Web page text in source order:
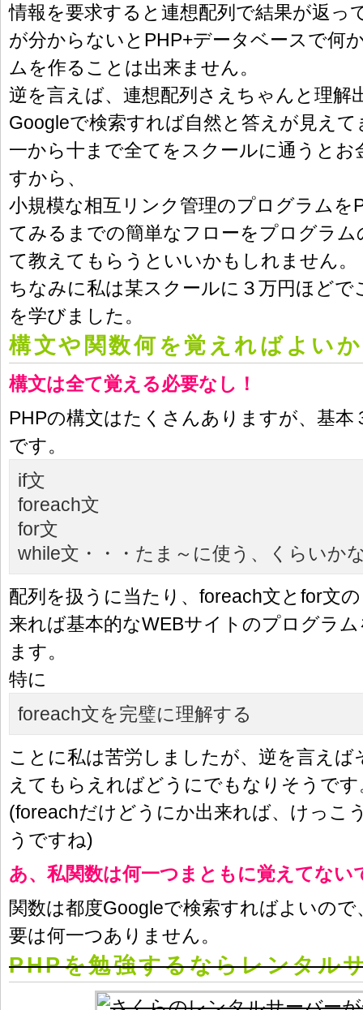
情報を要求すると連想配列で結果が返っ
が分からないとPHP+データベースで何
ムを作ることは出来ません。
逆を言えば、連想配列さえちゃんと理解
Googleで検索すれば自然と答えが見えて
一から十まで全てをスクールに通うとお
すから、
小規模な相互リンク管理のプログラムを
てみるまでの簡単なフローをプログラム
て教えてもらうといいかもしれません。
ちなみに私は某スクールに３万円ほどで
を学びました。
構文や関数何を覚えればよいか
構文は全て覚える必要なし！
PHPの構文はたくさんありますが、基本
です。
if文
foreach文
for文
while文・・・たま～に使う、くらいか
配列を扱うに当たり、foreach文とfor文
来れば基本的なWEBサイトのプログラ
ます。
特に
foreach文を完璧に理解する
ことに私は苦労しましたが、逆を言えば
えてもらえればどうにでもなりそうです
(foreachだけどうにか出来れば、けっこ
うですね)
あ、私関数は何一つまともに覚えてない
関数は都度Googleで検索すればよいの
要は何一つありません。
PHPを勉強するならレンタル